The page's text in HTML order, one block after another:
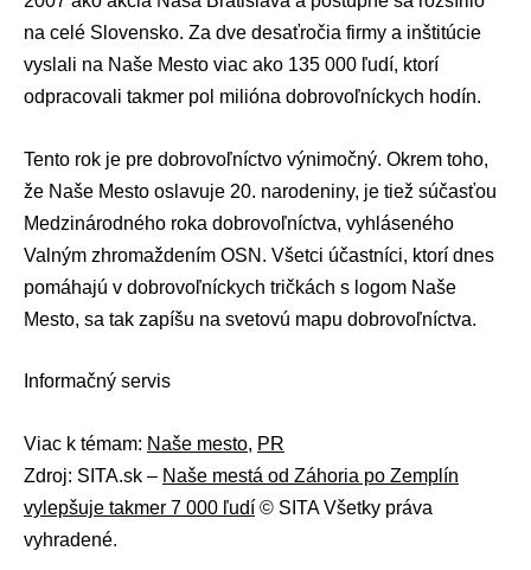
na celé Slovensko. Za dve desaťročia firmy a inštitúcie
vyslali na Naše Mesto viac ako 135 000 ľudí, ktorí
odpracovali takmer pol milióna dobrovoľníckych hodín.
Tento rok je pre dobrovoľníctvo výnimočný. Okrem toho,
že Naše Mesto oslavuje 20. narodeniny, je tiež súčasťou
Medzinárodného roka dobrovoľníctva, vyhláseného
Valným zhromaždením OSN. Všetci účastníci, ktorí dnes
pomáhajú v dobrovoľníckych tričkách s logom Naše
Mesto, sa tak zapíšu na svetovú mapu dobrovoľníctva.
Informačný servis
Viac k témam: Naše mesto, PR
Zdroj: SITA.sk – Naše mestá od Záhoria po Zemplín
vylepšuje takmer 7 000 ľudí © SITA Všetky práva
vyhradené.